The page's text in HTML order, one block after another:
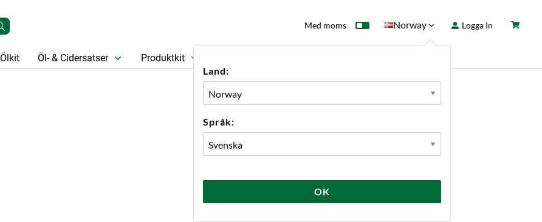
Med moms Norway
Land:
Språk:
OK
Logga In
Ölkit Öl- & Cidersatser Produktkit